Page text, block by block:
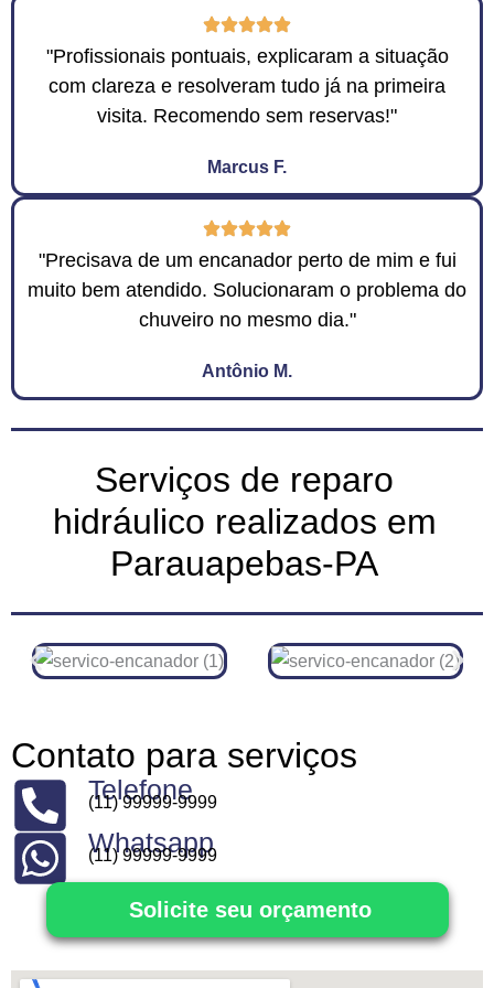
"Profissionais pontuais, explicaram a situação
com clareza e resolveram tudo já na primeira
visita. Recomendo sem reservas!"
Marcus F.
"Precisava de um encanador perto de mim e fui
muito bem atendido. Solucionaram o problema do
chuveiro no mesmo dia."
Antônio M.
Serviços de reparo
hidráulico realizados em
Parauapebas-PA
Contato para serviços
Telefone
(11) 99999-9999
Whatsapp
(11) 99999-9999
Solicite seu orçamento